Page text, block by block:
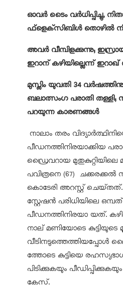
ഓവര്‍ ടൈം വര്‍ധിപ്പിച്ചു,
ഫ്‌ളെക്‌സിബിള്‍ തൊഴില്‍
അവര്‍ വീമ്പിളക്കുന്നു;
ഇറാന് കഴിയില്ലെന്ന് ഇറാഖ്
മുസ്ലിം യുവതി 34
ബലാത്സംഗ പരാതി തള്ളി;
പറയുന്ന കാരണങ്ങള്‍
നാലാം തരം
പീഡനത്തിനിരയാക്കിയ
ഡ്രൈവറായ മുതുകുറ്റിയിലെ
പവിത്രനെ (67) ചക്കരക്കൽ
കൊടേരി അറസ്റ്റ്
സ്റ്റേഷൻ പരിധിയിലെ
പീഡനത്തിനിരയാ യത്.
നാല് മണിയോടെ കുട്ടിയുടെ
വീടിനടുത്തെത്തിയപ്പോൾ
ത്തോടെ കുട്ടിയെ
പിടിക്കുകയും
കേസ്.